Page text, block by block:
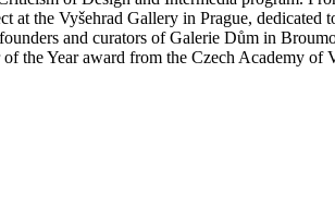
the Vyšehrad Gallery in Prague, dedicated
and curators of Galerie Dům in
the Year award from the Czech Academy